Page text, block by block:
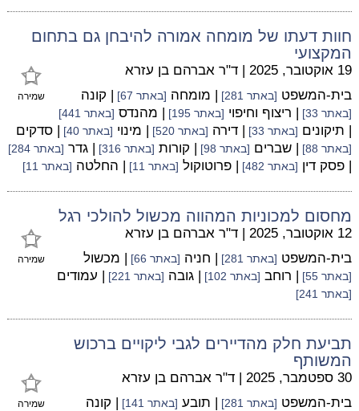
חוות דעתו של מומחה אמורה להיבחן גם בתחום
המקצועי
שמירה
19 אוקטובר, 2025 | ד"ר אברהם בן עזרא
בית-המשפט [באתר 281] | מומחה [באתר 67] | קונה
[באתר 33] | ריצוף וחיפוי [באתר 195] | מהנדס [באתר 441]
| תיקונים [באתר 33] | דירה [באתר 520] | מינוי [באתר 40] | סדקים
[באתר 88] | שברים [באתר 98] | קורות [באתר 316] | גדר [באתר 284]
| פסק דין [באתר 482] | פרוטוקול [באתר 11] | החלטה [באתר 11]
מחסום למכוניות המהווה מכשול להולכי רגל
שמירה
12 אוקטובר, 2025 | ד"ר אברהם בן עזרא
בית-המשפט [באתר 281] | חניה [באתר 66] | מכשול
[באתר 55] | רוחב [באתר 102] | גובה [באתר 221] | עמודים
[באתר 241]
תביעת חלק מהדיירים לגבי ליקויים ברכוש
המשותף
שמירה
30 ספטמבר, 2025 | ד"ר אברהם בן עזרא
בית-המשפט [באתר 281] | תובע [באתר 141] | קונה